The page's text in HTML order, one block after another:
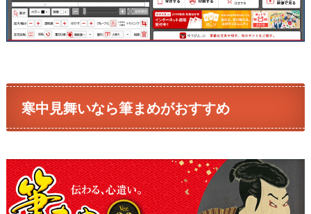
寒中見舞いなら筆まめがおすすめ